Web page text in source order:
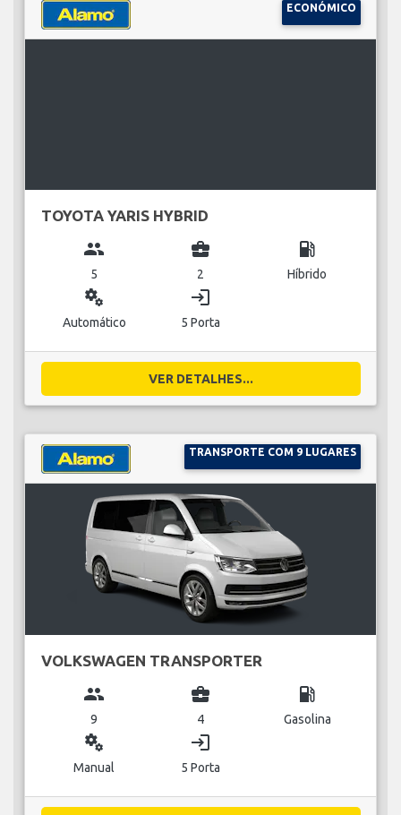
ECONÓMICO
TOYOTA YARIS HYBRID
group
5
business_center
2
local_gas_station
Híbrido
miscellaneous_services
Automático
login
5 Porta
VER DETALHES...
TRANSPORTE COM 9 LUGARES
VOLKSWAGEN TRANSPORTER
group
9
business_center
4
local_gas_station
Gasolina
miscellaneous_services
Manual
login
5 Porta